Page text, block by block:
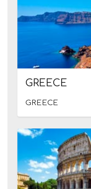
GREECE
GREECE